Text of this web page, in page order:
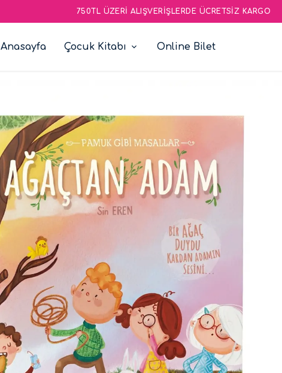
750TL ÜZERI ALIŞVERIŞLERDE ÜCRETSIZ KARGO
Anasayfa Çocuk Kitabı Online Bilet